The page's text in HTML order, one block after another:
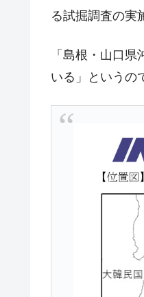
『Money1』
壟断
『Money1』 中
『Money1』
韓
『Money1』 韓
『Money1』 【
ドを掲げる「在韓
る試掘調査の実
「島根・山口県
いる」というの